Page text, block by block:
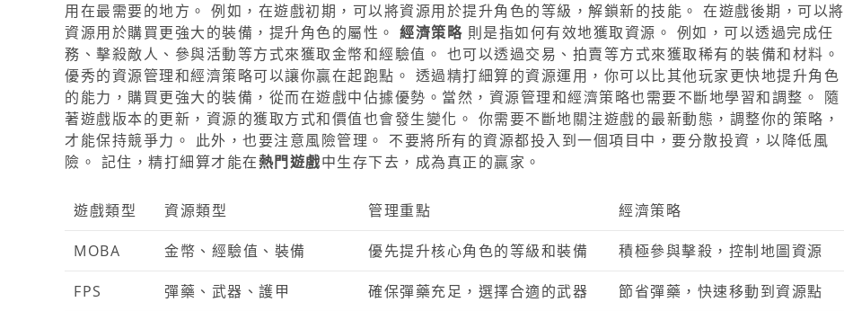
用在最需要的地方。 例如，在遊戲初期，可以將資源用於提升角色的等級，解鎖新的技能。 在遊戲後期，可以將
資源用於購買更強大的裝備，提升角色的屬性。 經濟策略 則是指如何有效地獲取資源。 例如，可以透過完成任
務、擊殺敵人、參與活動等方式來獲取金幣和經驗值。 也可以透過交易、拍賣等方式來獲取稀有的裝備和材料。
優秀的資源管理和經濟策略可以讓你贏在起跑點。 透過精打細算的資源運用，你可以比其他玩家更快地提升角色
的能力，購買更強大的裝備，從而在遊戲中佔據優勢。當然，資源管理和經濟策略也需要不斷地學習和調整。 隨
著遊戲版本的更新，資源的獲取方式和價值也會發生變化。 你需要不斷地關注遊戲的最新動態，調整你的策略，
才能保持競爭力。 此外，也要注意風險管理。 不要將所有的資源都投入到一個項目中，要分散投資，以降低風
險。 記住，精打細算才能在熱門遊戲中生存下去，成為真正的贏家。
遊戲類型 資源類型 管理重點 經濟策略
MOBA 金幣、經驗值、裝備 優先提升核心角色的等級和裝備 積極參與擊殺，控制地圖資源
FPS 彈藥、武器、護甲 確保彈藥充足，選擇合適的武器 節省彈藥，快速移動到資源點